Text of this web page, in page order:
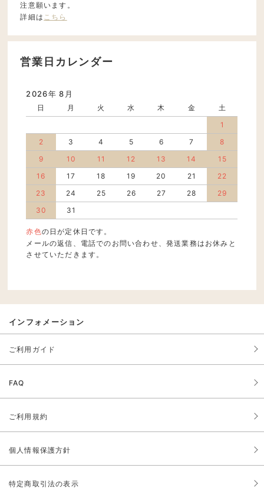
注意願います。
詳細は こちら
営業日カレンダー
2026年 8月
日 月 火 水 木 金
土
1
2
3 4 5 6 7
8
9
10 11 12 13 14
15
16
17 18 19 20 21
22
23
24 25 26 27 28
29
30
31
赤色の日が定休日です。
メールの返信、電話でのお問い合わせ、発送業務はお休みと
させていただきます。
インフォメーション
ご利用ガイド
FAQ
ご利用規約
個人情報保護方針
特定商取引法の表示